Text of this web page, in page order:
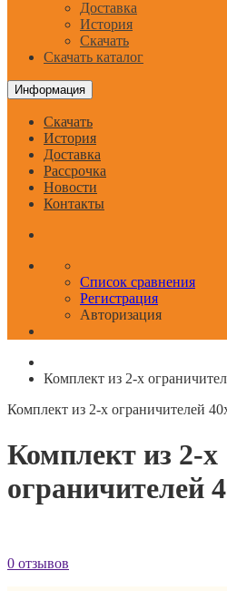
Доставка
История
Скачать
Скачать каталог
Информация
Скачать
История
Доставка
Рассрочка
Новости
Контакты
Список сравнения
Регистрация
Авторизация
Комплект из 2-х
Комплект из 2-х ограничителей
Комплект из 2-х
ограничителей
0 отзывов